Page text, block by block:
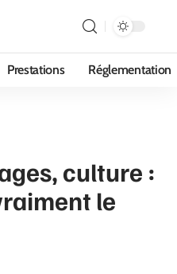
Prestations Réglementation
culture :
le